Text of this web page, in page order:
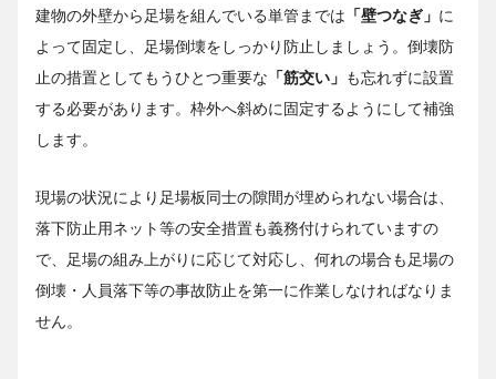
建物の外壁から足場を組んでいる単管までは 「壁つなぎ」 に
よって固定し、足場倒壊をしっかり防止しましょう。倒壊防
止の措置としてもうひとつ重要な 「筋交い」 も忘れずに設置
する必要があります。枠外へ斜めに固定するようにして補強
します。
現場の状況により足場板同士の隙間が埋められない場合は、
落下防止用ネット等の安全措置も義務付けられていますの
で、足場の組み上がりに応じて対応し、何れの場合も足場の
倒壊・人員落下等の事故防止を第一に作業しなければなりま
せん。